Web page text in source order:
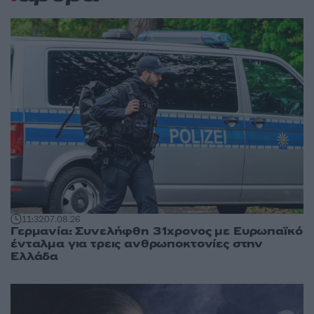
11:3207.08.26
Γερμανία: Συνελήφθη 31χρονος με Ευρωπαϊκό
ένταλμα για τρεις ανθρωποκτονίες στην
Ελλάδα